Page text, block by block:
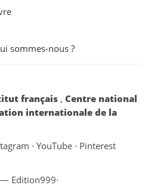
sommes-nous ?
français , Centre national
internationale de la
· YouTube · Pinterest
— Edition999·